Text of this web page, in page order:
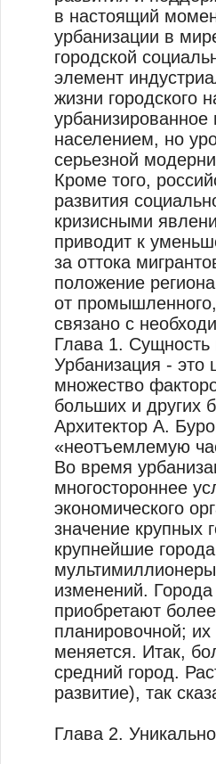
в настоящий
урбанизации в
городской
элемент
жизни городского
урбанизированное
населением, но
серьезной
Кроме того,
развития
кризисными
приводит к
за оттока
положение
от
связано с
Глава 1. Сущность
Урбанизация - это
множество
больших и других
Архитектор А.
«неотъемлемую
Во время
многостороннее
экономического
значение крупных
крупнейшие
изменений.
приобретают
планировочной;
меняется. Итак,
средний город.
развитие), так
Глава 2.